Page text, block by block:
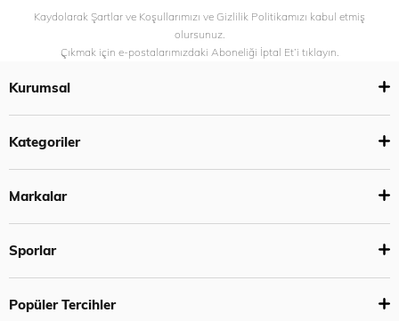
Kaydolarak Şartlar ve Koşullarımızı ve Gizlilik Politikamızı kabul etmiş
olursunuz.
Çıkmak için e-postalarımızdaki Aboneliği İptal Et’i tıklayın.
Kurumsal
Kategoriler
Markalar
Sporlar
Popüler Tercihler